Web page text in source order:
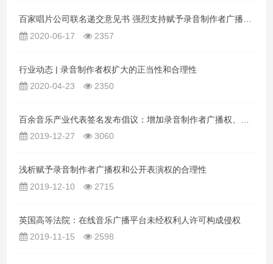
百家唱片公司联名递交意见书 强烈支持赋予录音制作者广播权和公开表演权
2020-06-17
2357
行业动态 | 录音制作者权扩大的正当性和合理性
2020-04-23
2350
2019-12-27
3060
浅析赋予录音制作者广播权和公开表演权的合理性
2019-12-10
2715
英国高等法院：在线音乐广播平台未经权利人许可构成侵权
2019-11-15
2598